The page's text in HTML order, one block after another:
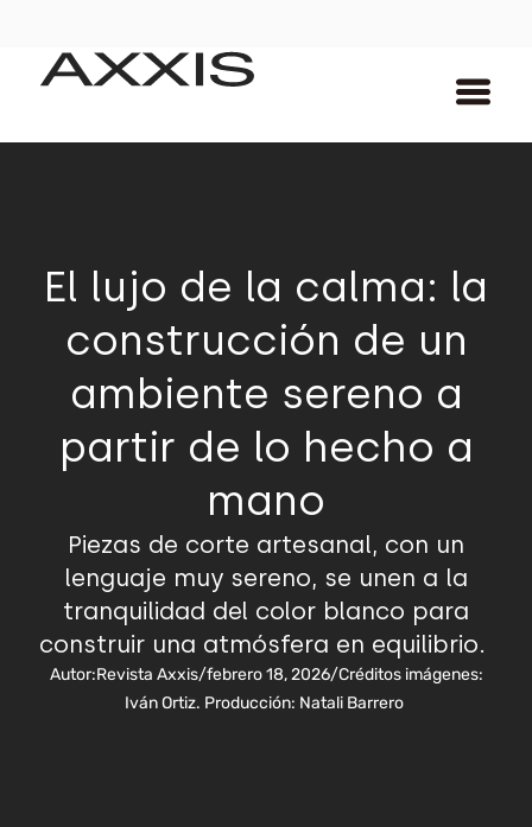
El lujo de la calma: la
construcción de un
ambiente sereno a
partir de lo hecho a
mano
Piezas de corte artesanal, con un
lenguaje muy sereno, se unen a la
tranquilidad del color blanco para
construir una atmósfera en equilibrio.
Autor:Revista Axxis/febrero 18, 2026/Créditos imágenes:
Iván Ortiz. Producción: Natali Barrero